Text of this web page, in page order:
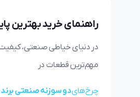
راهنمای خرید بهترین
در دنیای خیاطی صنعتی، کیفیت
مهم‌ترین قطعات در
چرخ‌هایدو سوزنه صنعتی برند